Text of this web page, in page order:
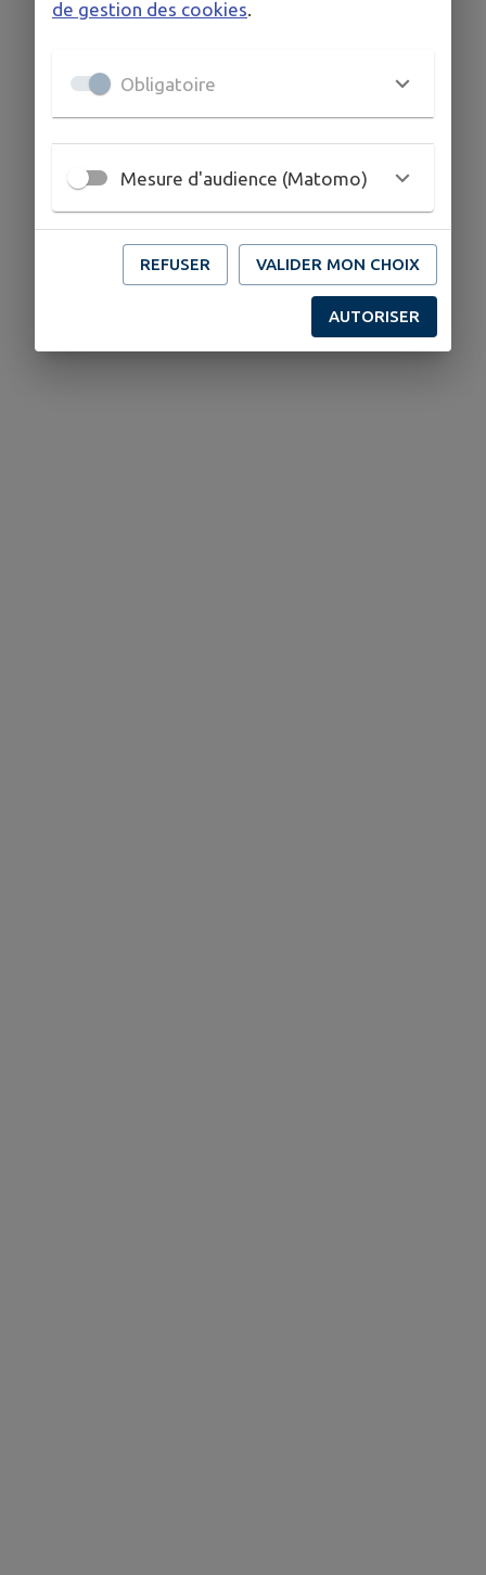
de gestion des cookies.
Obligatoire
Mesure d'audience (Matomo)
REFUSER VALIDER MON CHOIX
AUTORISER